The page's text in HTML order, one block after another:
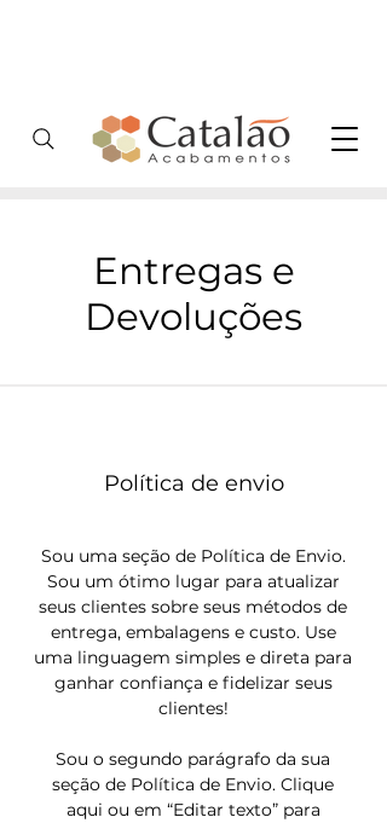
Entregas e
Devoluções
Política de envio
Sou uma seção de Política de Envio.
Sou um ótimo lugar para atualizar
seus clientes sobre seus métodos de
entrega, embalagens e custo. Use
uma linguagem simples e direta para
ganhar confiança e fidelizar seus
clientes!
Sou o segundo parágrafo da sua
seção de Política de Envio. Clique
aqui ou em “Editar texto” para